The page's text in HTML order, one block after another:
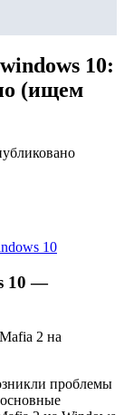
10:
(ищем
10
10 —
2 на
проблемы